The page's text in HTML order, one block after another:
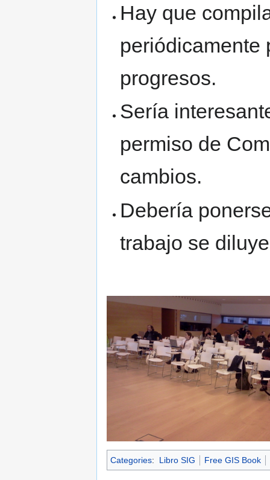
Hay que
periódicamente
progresos.
Sería
permiso de
cambios.
Debería
trabajo se
Categories: Libro SIG Free GIS Book